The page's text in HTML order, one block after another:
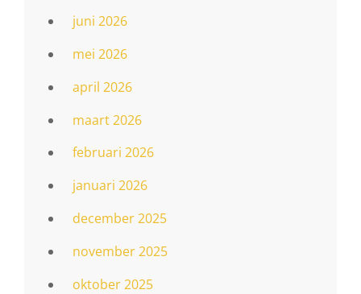
juni 2026
mei 2026
april 2026
maart 2026
februari 2026
januari 2026
december 2025
november 2025
oktober 2025